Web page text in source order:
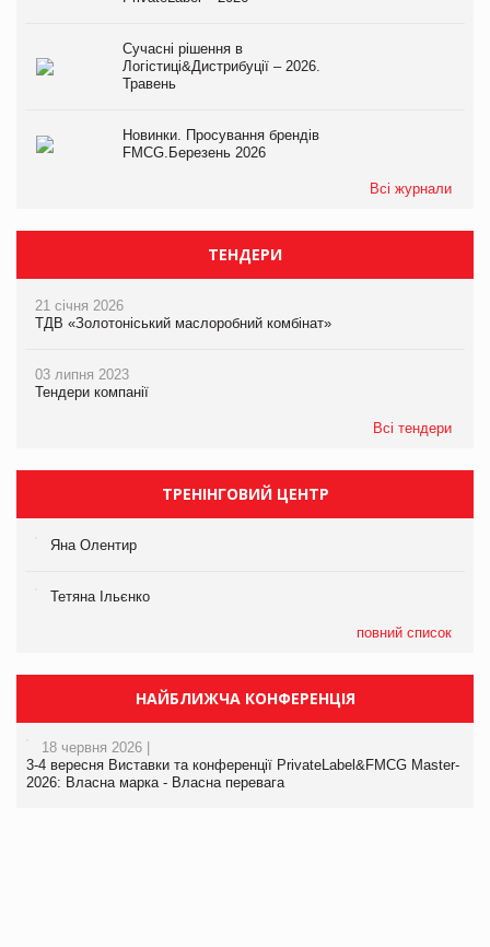
Сучасні рішення в
Логістиці&Дистрибуції – 2026.
Травень
Новинки. Просування брендів
FMCG.Березень 2026
Всі журнали
ТЕНДЕРИ
21 січня 2026
ТДВ «Золотоніський маслоробний комбінат»
03 липня 2023
Тендери компанії
Всі тендери
ТРЕНІНГОВИЙ ЦЕНТР
Яна Олентир
Тетяна Ільєнко
повний список
НАЙБЛИЖЧА КОНФЕРЕНЦІЯ
18 червня 2026 |
3-4 вересня Виставки та конференції PrivateLabel&FMCG Master-
2026: Власна марка - Власна перевага